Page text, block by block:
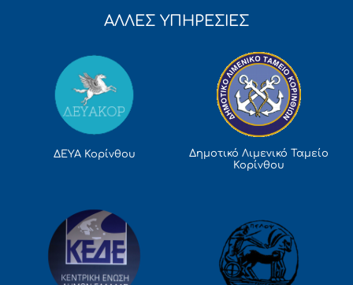
ΑΛΛΕΣ ΥΠΗΡΕΣΙΕΣ
ΔΕΥΑ Κορίνθου
Δημοτικό Λιμενικό Ταμείο
Κορίνθου